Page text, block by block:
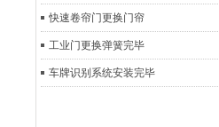
快速卷帘门更换门帘
工业门更换弹簧完毕
车牌识别系统安装完毕